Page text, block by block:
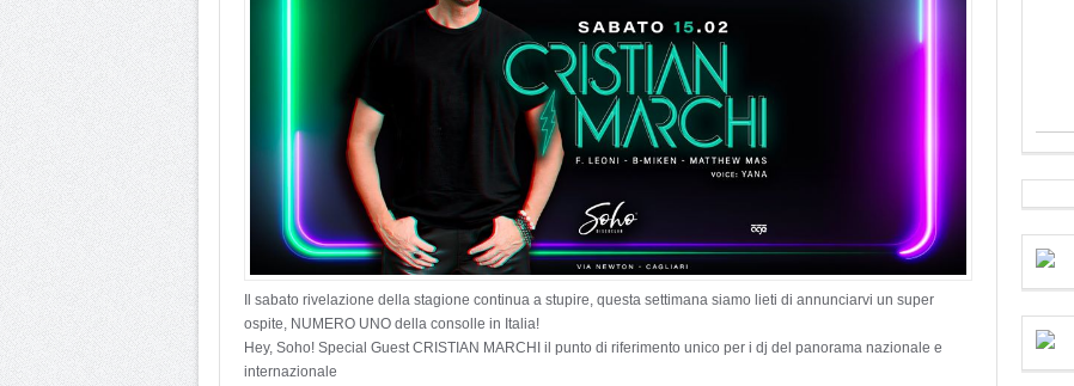
Il sabato rivelazione della stagione continua a stupire, questa settimana siamo lieti di annunciarvi un super
ospite, NUMERO UNO della consolle in Italia!
Hey, Soho! Special Guest CRISTIAN MARCHI il punto di riferimento unico per i dj del panorama nazionale e
internazionale